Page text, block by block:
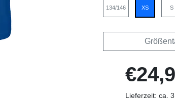
134/146 XS S
Lieferzeit: ca.